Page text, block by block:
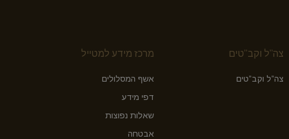
צה”ל וקב”טים
צה”ל וקב”טים
מרכז מידע למטייל
אשף המסלולים
דפי מידע
שאלות נפוצות
אבטחה